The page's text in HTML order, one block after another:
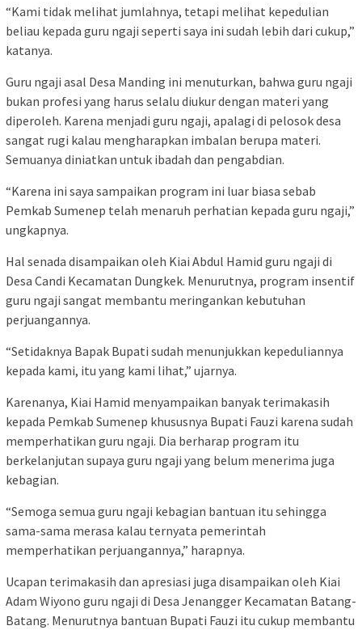
“Kami tidak melihat jumlahnya, tetapi melihat kepedulian
beliau kepada guru ngaji seperti saya ini sudah lebih dari cukup,”
katanya.
Guru ngaji asal Desa Manding ini menuturkan, bahwa guru ngaji
bukan profesi yang harus selalu diukur dengan materi yang
diperoleh. Karena menjadi guru ngaji, apalagi di pelosok desa
sangat rugi kalau mengharapkan imbalan berupa materi.
Semuanya diniatkan untuk ibadah dan pengabdian.
“Karena ini saya sampaikan program ini luar biasa sebab
Pemkab Sumenep telah menaruh perhatian kepada guru ngaji,”
ungkapnya.
Hal senada disampaikan oleh Kiai Abdul Hamid guru ngaji di
Desa Candi Kecamatan Dungkek. Menurutnya, program insentif
guru ngaji sangat membantu meringankan kebutuhan
perjuangannya.
“Setidaknya Bapak Bupati sudah menunjukkan kepeduliannya
kepada kami, itu yang kami lihat,” ujarnya.
Karenanya, Kiai Hamid menyampaikan banyak terimakasih
kepada Pemkab Sumenep khususnya Bupati Fauzi karena sudah
memperhatikan guru ngaji. Dia berharap program itu
berkelanjutan supaya guru ngaji yang belum menerima juga
kebagian.
“Semoga semua guru ngaji kebagian bantuan itu sehingga
sama-sama merasa kalau ternyata pemerintah
memperhatikan perjuangannya,” harapnya.
Ucapan terimakasih dan apresiasi juga disampaikan oleh Kiai
Adam Wiyono guru ngaji di Desa Jenangger Kecamatan Batang-
Batang. Menurutnya bantuan Bupati Fauzi itu cukup membantu